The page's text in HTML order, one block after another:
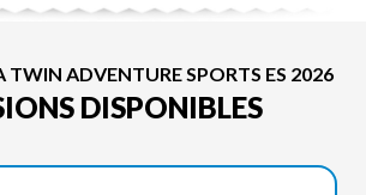
TWIN ADVENTURE SPORTS ES 2026
DISPONIBLES